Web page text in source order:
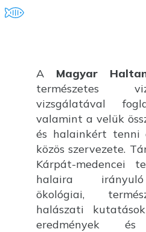
A Magyar
természetes
vizsgálatával
valamint a velük
és halainkért tenni
közös szervezete.
Kárpát-medencei
halaira
ökológiai,
halászati
eredmények és